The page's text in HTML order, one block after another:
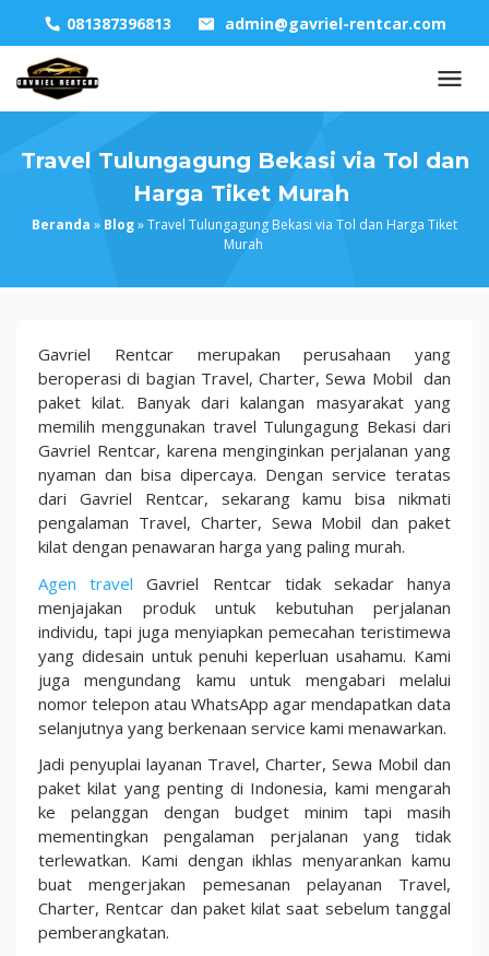
content
081387396813 admin@gavriel-rentcar.com
Travel Tulungagung Bekasi via Tol dan
Harga Tiket Murah
Beranda » Blog»Travel Tulungagung Bekasi via Tol dan Harga Tiket
Murah
Travel
Tulungagung
Bekasi
via
Tol
dan
Harga
Tiket
Murah
Gavriel Rentcar merupakan perusahaan yang
beroperasi di bagian Travel, Charter, Sewa Mobil dan
paket kilat. Banyak dari kalangan masyarakat yang
memilih menggunakan travel Tulungagung Bekasi dari
Gavriel Rentcar, karena menginginkan perjalanan yang
nyaman dan bisa dipercaya. Dengan service teratas
dari Gavriel Rentcar, sekarang kamu bisa nikmati
pengalaman Travel, Charter, Sewa Mobil dan paket
kilat dengan penawaran harga yang paling murah.
Agen travel Gavriel Rentcar tidak sekadar hanya
menjajakan produk untuk kebutuhan perjalanan
individu, tapi juga menyiapkan pemecahan teristimewa
yang didesain untuk penuhi keperluan usahamu. Kami
juga mengundang kamu untuk mengabari melalui
nomor telepon atau WhatsApp agar mendapatkan data
selanjutnya yang berkenaan service kami menawarkan.
Jadi penyuplai layanan Travel, Charter, Sewa Mobil dan
paket kilat yang penting di Indonesia, kami mengarah
ke pelanggan dengan budget minim tapi masih
mementingkan pengalaman perjalanan yang tidak
terlewatkan. Kami dengan ikhlas menyarankan kamu
buat mengerjakan pemesanan pelayanan Travel,
Charter, Rentcar dan paket kilat saat sebelum tanggal
pemberangkatan.